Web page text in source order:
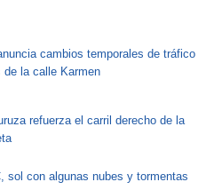
cambios temporales de tráfico
de la calle Karmen
refuerza el carril derecho de la
sol con algunas nubes y tormentas